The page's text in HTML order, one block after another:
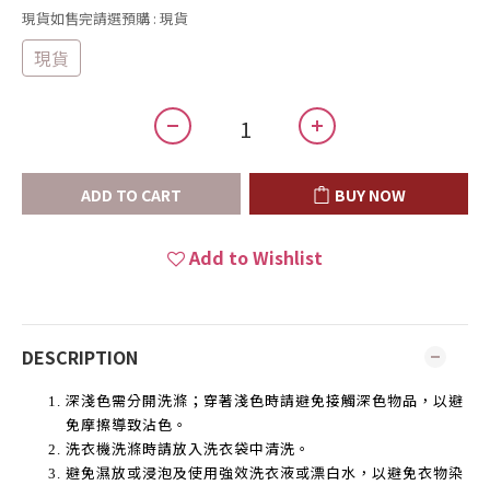
現貨如售完請選預購 : 現貨
現貨
ADD TO CART BUY NOW
Add to Wishlist
DESCRIPTION
深淺色需分開洗滌；穿著淺色時請避免接觸深色物品，以避
免摩擦導致沾色。
洗衣機洗滌時請放入洗衣袋中清洗。
避免濕放或浸泡及使用強效洗衣液或漂白水，以避免衣物染